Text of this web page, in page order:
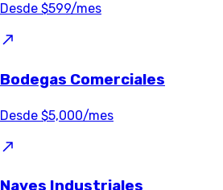
Desde $599/mes
Bodegas Comerciales
Desde $5,000/mes
Naves Industriales